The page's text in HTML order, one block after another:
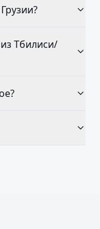
Тбилиси/